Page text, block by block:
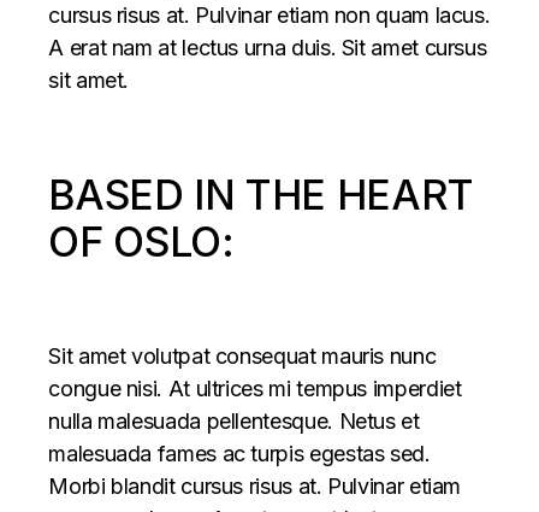
cursus risus at. Pulvinar etiam non quam lacus.
A erat nam at lectus urna duis. Sit amet cursus
sit amet.
BASED IN THE HEART
OF OSLO:
Sit amet volutpat consequat mauris nunc
congue nisi. At ultrices mi tempus imperdiet
nulla malesuada pellentesque. Netus et
malesuada fames ac turpis egestas sed.
Morbi blandit cursus risus at. Pulvinar etiam